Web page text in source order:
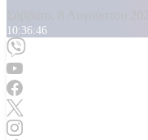
10:36:47